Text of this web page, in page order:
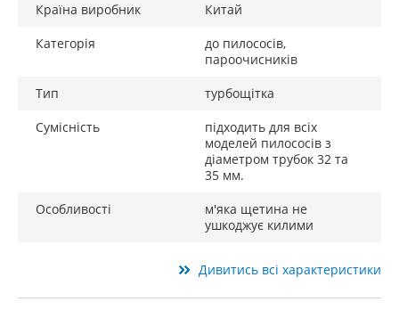
Країна виробник
Китай
Категорія
до пилососів,
пароочисників
Тип
турбощітка
Сумісність
підходить для всіх
моделей пилососів з
діаметром трубок 32 та
35 мм.
Особливості
м'яка щетина не
ушкоджує килими
Дивитись всі характеристики